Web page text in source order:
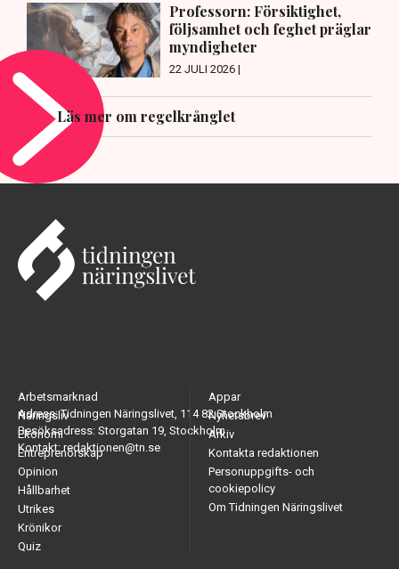
Professorn: Försiktighet,
följsamhet och feghet präglar
myndigheter
22 JULI 2026 |
Läs mer om regelkrånglet
Adress: Tidningen Näringslivet, 114 82 Stockholm
Besöksadress: Storgatan 19, Stockholm
Kontakt: redaktionen@tn.se
Arbetsmarknad
Näringsliv
Ekonomi
Entreprenörskap
Opinion
Hållbarhet
Utrikes
Krönikor
Quiz
Appar
Nyhetsbrev
Arkiv
Kontakta redaktionen
Personuppgifts- och
cookiepolicy
Om Tidningen Näringslivet